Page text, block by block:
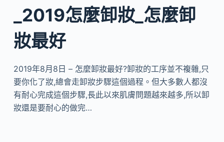
_2019怎麼卸妝_怎麼卸
妝最好
2019年8月8日 – 怎麼卸妝最好?卸妝的工序並不複雜,只
要你化了妝,總會走卸妝步驟這個過程。但大多數人都沒
有耐心完成這個步驟,長此以來肌膚問題越來越多,所以卸
妝還是要耐心的做完…